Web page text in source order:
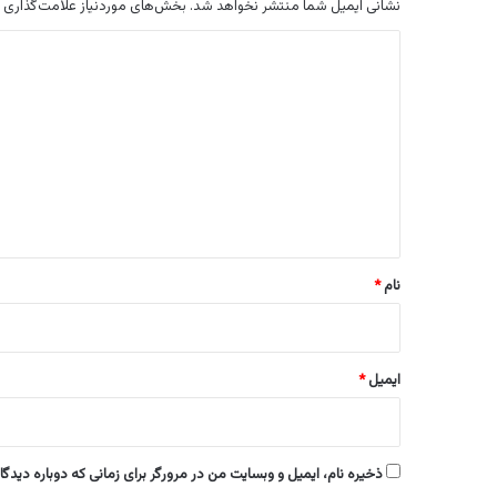
نشانی ایمیل شما منتشر نخواهد شد. بخش‌های موردنیاز
نام*
ایمیل*
ذخیره نام، ایمیل و وبسایت من در مرورگر برای زمانی که دوباره